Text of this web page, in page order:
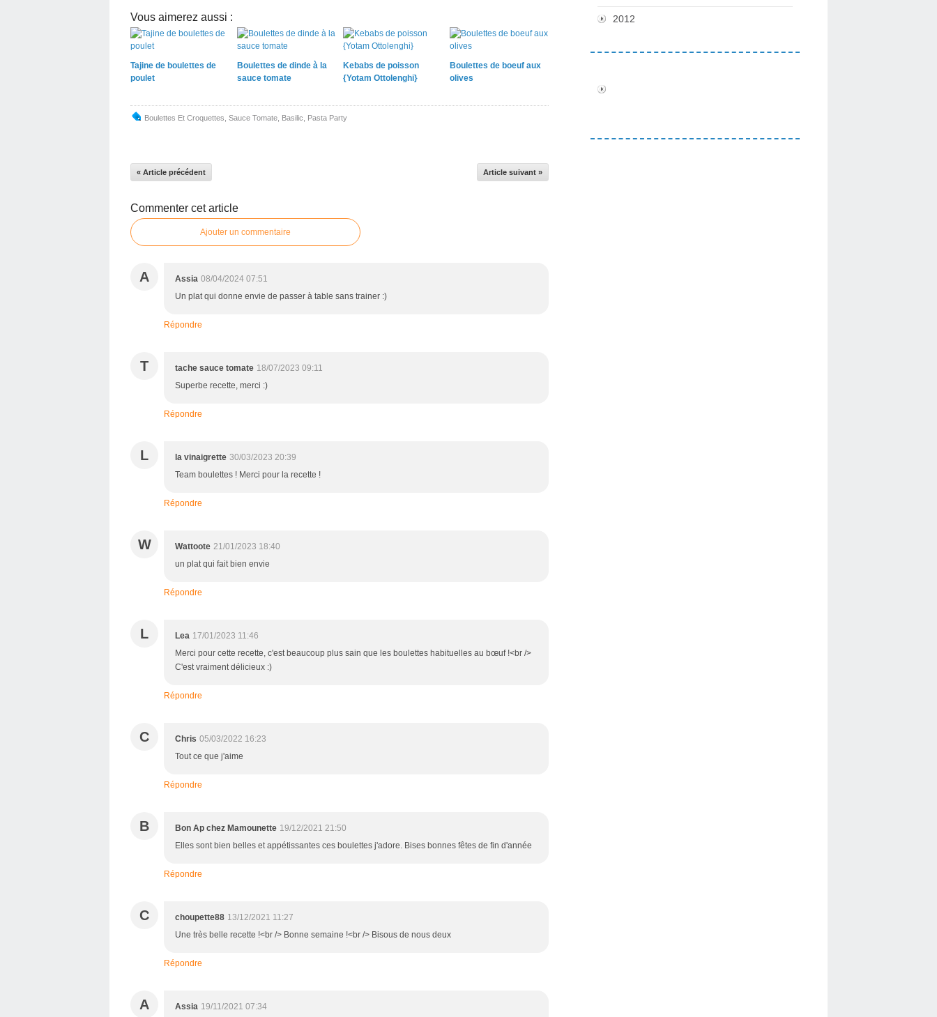
Vous aimerez aussi :
Tajine de boulettes de
poulet
Boulettes de dinde à la
sauce tomate
Kebabs de poisson
{Yotam Ottolenghi}
Boulettes de boeuf aux
olives
Boulettes Et Croquettes Sauce Tomate Basilic Pasta Party
« Article précédent Article suivant »
Commenter cet article
Ajouter un commentaire
A Assia 08/04/2024 07:51
Un plat qui donne envie de passer à table sans trainer :)
Répondre
T tache sauce tomate 18/07/2023 09:11
Superbe recette, merci :)
Répondre
L la vinaigrette 30/03/2023 20:39
Team boulettes ! Merci pour la recette !
Répondre
W Wattoote 21/01/2023 18:40
un plat qui fait bien envie
Répondre
L Lea 17/01/2023 11:46
Merci pour cette recette, c'est beaucoup plus sain que les boulettes habituelles au bœuf !<br />
C'est vraiment délicieux :)
Répondre
C Chris 05/03/2022 16:23
Tout ce que j'aime
Répondre
B Bon Ap chez Mamounette 19/12/2021 21:50
Elles sont bien belles et appétissantes ces boulettes j'adore. Bises bonnes fêtes de fin d'année
Répondre
C choupette88 13/12/2021 11:27
Une très belle recette !<br /> Bonne semaine !<br /> Bisous de nous deux
Répondre
A Assia 19/11/2021 07:34
2012